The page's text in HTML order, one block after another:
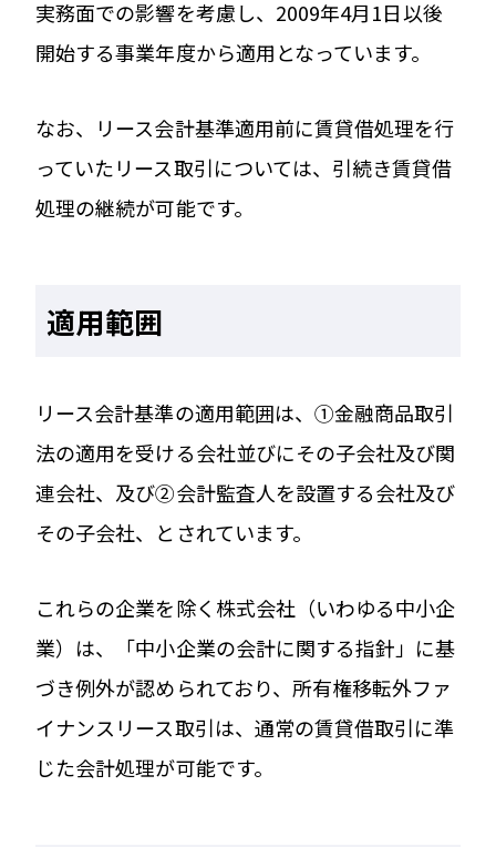
実務面での影響を考慮し、2009年4月1日以後
開始する事業年度から適用となっています。
なお、リース会計基準適用前に賃貸借処理を行
っていたリース取引については、引続き賃貸借
処理の継続が可能です。
適用範囲
リース会計基準の適用範囲は、①金融商品取引
法の適用を受ける会社並びにその子会社及び関
連会社、及び②会計監査人を設置する会社及び
その子会社、とされています。
これらの企業を除く株式会社（いわゆる中小企
業）は、「中小企業の会計に関する指針」に基
づき例外が認められており、所有権移転外ファ
イナンスリース取引は、通常の賃貸借取引に準
じた会計処理が可能です。